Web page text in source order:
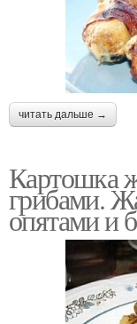
читать дальше →
Картошка
грибами.
опятами и